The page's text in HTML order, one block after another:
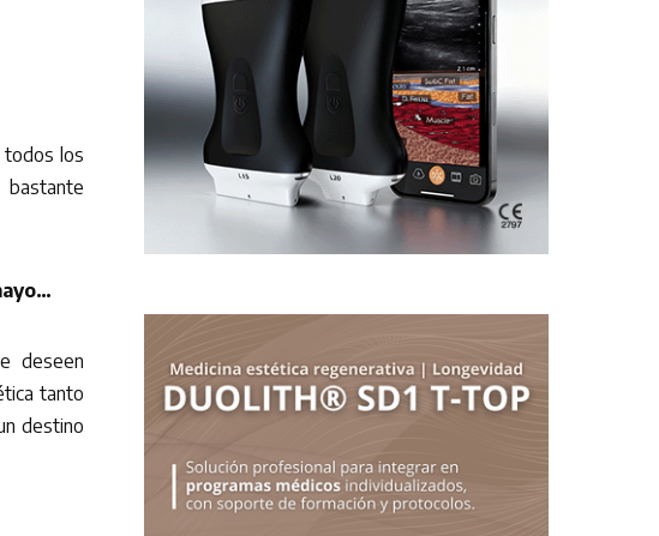
todos los
deseen
tanto
destino